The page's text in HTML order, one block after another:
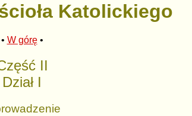
Katolickiego
• W górę•
II
Dział I